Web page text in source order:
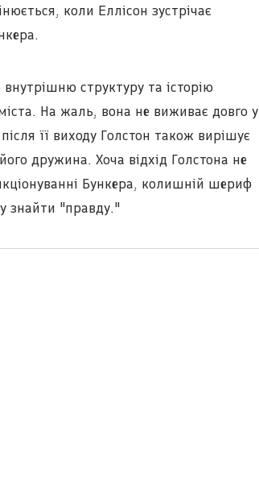
коли Еллісон зустрічає
структуру та історію
На жаль, вона не виживає довго у
її виходу Голстон також вирішує
дружина. Хоча відхід Голстона не
Бункера, колишній шериф
знайти "правду."